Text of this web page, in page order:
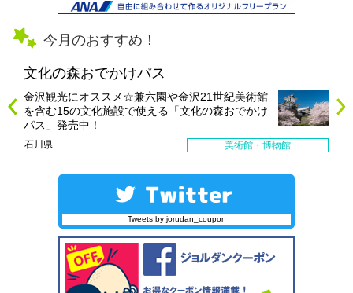
今月のおすすめ！
文化の森おでかけパス
金沢観光にオススメ☆兼六園や金沢21世紀美術館
を含む15の文化施設で使える「文化の森おでかけ
パス」発売中！
石川県 美術館・博物館
Tweets by jorudan_coupon